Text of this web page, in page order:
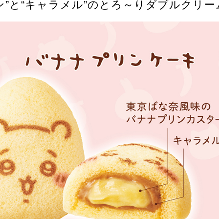
”と“キャラメル”のとろ～りダブルクリー